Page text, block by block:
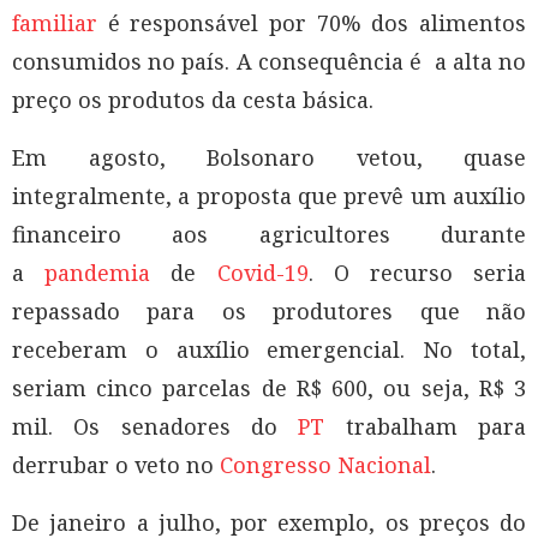
familiar é responsável por 70% dos alimentos
consumidos no país. A consequência é a alta no
preço os produtos da cesta básica.
Em agosto, Bolsonaro vetou, quase
integralmente, a proposta que prevê um auxílio
financeiro aos agricultores durante
apandemia de Covid-19. O recurso seria
repassado para os produtores que não
receberam o auxílio emergencial. No total,
seriam cinco parcelas de R$ 600, ou seja, R$ 3
mil. Os senadores doPT trabalham para
derrubar o veto no Congresso Nacional.
De janeiro a julho, por exemplo, os preços do